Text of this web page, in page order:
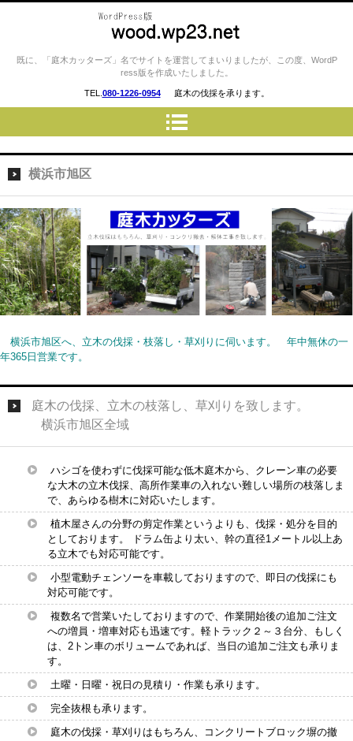
庭木カッターズ / 立木の伐採、草
刈り、コンクリート・ウッドデ
ッキの撤去、物置・プレハブ・
車庫・カーポートの解体 etc…
を承ります。 横浜市・川崎
市・相模原市 etc..
既に、「庭木カッターズ」名でサイトを運営してまいりましたが、この度、WordP
ress版を作成いたしました。
TEL. 080-1226-0954 庭木の伐採を承ります。
横浜市旭区
横浜市旭区へ、立木の伐採・枝落し・草刈りに伺います。 年中無休の一
年365日営業です。
庭木の伐採、立木の枝落し、草刈りを致します。
横浜市旭区全域
ハシゴを使わずに伐採可能な低木庭木から、クレーン車の必要
な大木の立木伐採、高所作業車の入れない難しい場所の枝落しま
で、あらゆる樹木に対応いたします。
植木屋さんの分野の剪定作業というよりも、伐採・処分を目的
としております。 ドラム缶より太い、幹の直径1メートル以上あ
る立木でも対応可能です。
小型電動チェンソーを車載しておりますので、即日の伐採にも
対応可能です。
複数名で営業いたしておりますので、作業開始後の追加ご注文
への増員・増車対応も迅速です。軽トラック２～３台分、もしく
は、2トン車のボリュームであれば、当日の追加ご注文も承りま
す。
土曜・日曜・祝日の見積り・作業も承ります。
完全抜根も承ります。
庭木の伐採・草刈りはもちろん、コンクリートブロック塀の撤